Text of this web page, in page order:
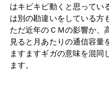
はキビキビ動くと思ってい
は別の勘違いをしている方
ただ近年のＣＭの影響か、
見ると月あたりの通信容量
ますますギガの意味を混同
ます。